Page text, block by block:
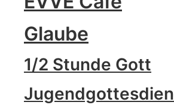
Glaube
1/2 Stunde Gott